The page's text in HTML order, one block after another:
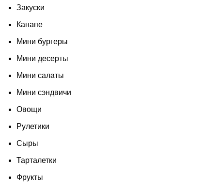
Закуски
Канапе
Мини бургеры
Мини десерты
Мини салаты
Мини сэндвичи
Овощи
Рулетики
Сыры
Тарталетки
Фрукты